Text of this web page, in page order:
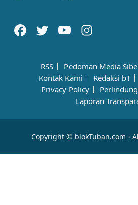
RSS Pedoman Media
Kontak Kami
Redaksi bT
Privacy Policy
Laporan
Copyright © blokTuban.com -